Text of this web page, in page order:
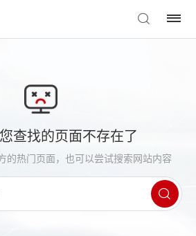
查找的页面不存在了
的热门页面，也可以尝试搜索网站内容